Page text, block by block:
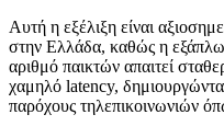
Αυτή η εξέλιξη είναι
στην Ελλάδα, καθώς η
αριθμό παικτών απαιτεί
χαμηλό latency,
παρόχους τηλεπικοινωνιών